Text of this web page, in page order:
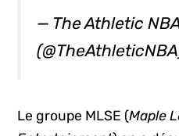
— The Athletic
Le groupe MLSE (Maple